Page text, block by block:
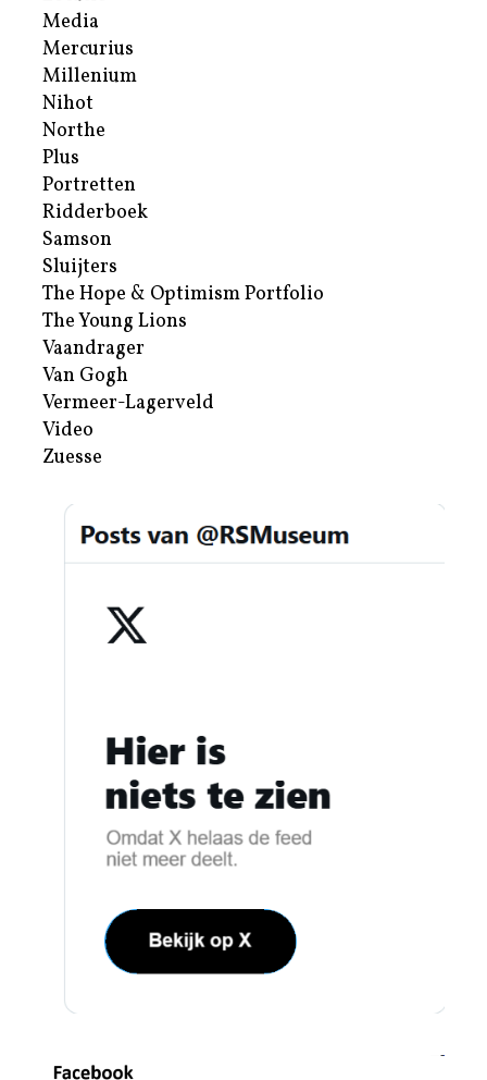
Media
Mercurius
Millenium
Nihot
Northe
Plus
Portretten
Ridderboek
Samson
Sluijters
The Hope & Optimism Portfolio
The Young Lions
Vaandrager
Van Gogh
Vermeer-Lagerveld
Video
Zuesse